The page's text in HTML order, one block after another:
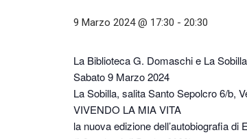
9 Marzo 2024 @ 17:30 - 20:30
La Biblioteca G. Domaschi e La
Sabato 9 Marzo 2024
La Sobilla, salita Santo Sepolcro 6/b,
VIVENDO LA MIA VITA
la nuova edizione dell’autobiografia di